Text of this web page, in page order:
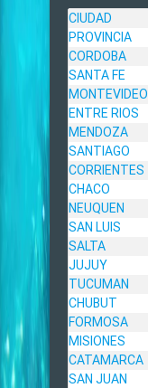
CIUDAD
PROVINCIA
CORDOBA
SANTA FE
MONTEVIDEO
ENTRE RIOS
MENDOZA
SANTIAGO
CORRIENTES
CHACO
NEUQUEN
SAN LUIS
SALTA
JUJUY
TUCUMAN
CHUBUT
FORMOSA
MISIONES
CATAMARCA
SAN JUAN